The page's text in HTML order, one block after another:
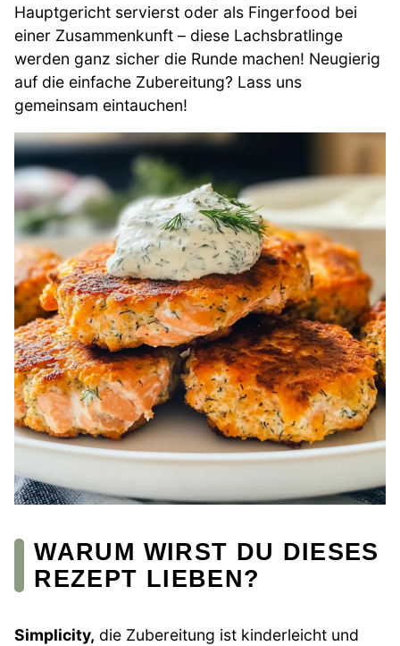
Hauptgericht servierst oder als Fingerfood bei
einer Zusammenkunft – diese Lachsbratlinge
werden ganz sicher die Runde machen! Neugierig
auf die einfache Zubereitung? Lass uns
gemeinsam eintauchen!
WARUM WIRST DU DIESES
REZEPT LIEBEN?
Simplicity, die Zubereitung ist kinderleicht und